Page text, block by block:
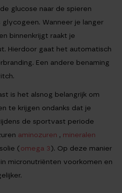
glucose naar de spieren
Wanneer je langer
binnenkrijgt raakt je
Hierdoor gaat het automatisch
Een andere benaming
is het alsnog belangrijk om
te krijgen ondanks dat je
de sportvast periode
aminozuren , mineralen
(omega 3). Op deze manier
micronutriënten voorkomen en